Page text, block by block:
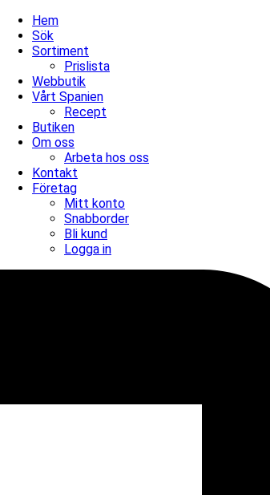
Hem
Sök
Sortiment
Prislista
Webbutik
Vårt Spanien
Recept
Butiken
Om oss
Arbeta hos oss
Kontakt
Företag
Mitt konto
Snabborder
Bli kund
Logga in